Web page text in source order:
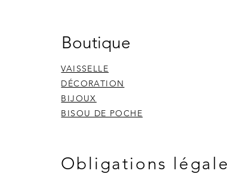
Boutique
VAISSELLE
DÉCORATION
BIJOUX
BISOU DE POCHE
Obligations